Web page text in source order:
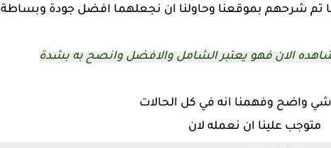
تم شرحهم بموقعنا وحاولنا ان نجعلهما افضل جودة وبساطة
الان فهو يعتبر الشامل والافضل وانصح به بشدة
شي واضح وفهمنا انه في كل الحالات
متوجب علينا ان نعمله لان